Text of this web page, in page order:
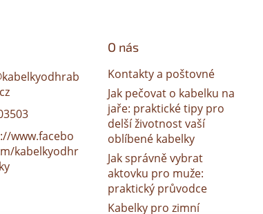
kabelkyodhrab
www.facebo
kabelkyodhr
O nás
Kontakty a poštovné
Jak pečovat o kabelku na
jaře: praktické tipy pro
delší životnost vaší
oblíbené kabelky
Jak správně vybrat
aktovku pro muže:
praktický průvodce
Kabelky pro zimní